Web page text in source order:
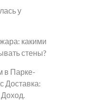
у
какими
стены?
в Парке-
Доставка: